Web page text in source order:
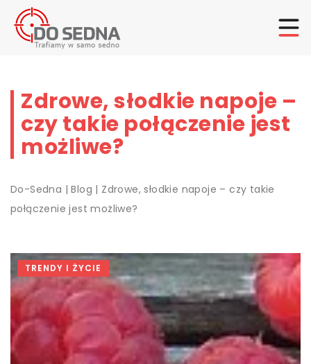
Zdrowe, słodkie napoje –
czy takie połączenie jest
możliwe?
Do-Sedna |Blog | Zdrowe, słodkie napoje – czy takie
połączenie jest możliwe?
TRENDY I ŻYCIE